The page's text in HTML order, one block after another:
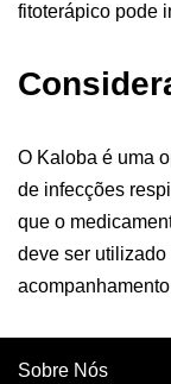
fitoterápico pode
O Kaloba é uma
de infecções
que o
deve ser
Sobre Nós